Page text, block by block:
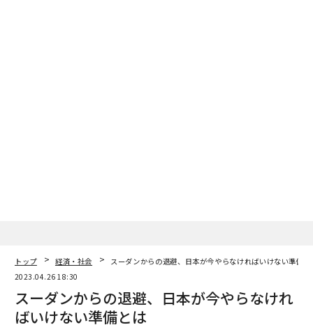
トップ 経済・社会
スーダンからの退避、日本が今やらなければいけない準備と
2023.04.26 18:30
スーダンからの退避、日本が今やらなけれ
ばいけない準備とは